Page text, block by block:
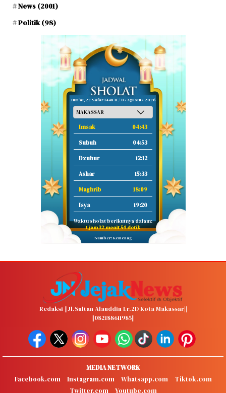
News (2001)
Politik(98)
Jum'at, 22 Safar 1448 H / 07 Agustus 2026
Imsak 04:43
Subuh 04:53
Dzuhur 12:12
Ashar 15:33
Maghrib 18:09
Isya 19:20
Waktu sholat berikutnya dalam:
1 jam 32 menit 54 detik
Sumber: Kemenag
Redaksi ||Jl.Sultan Alauddin Lr.2D Kota Makassar||
||082188611985||
MEDIA NETWORK
Facebook.com
Instagram.com Whatsapp.com
Tiktok.com
Twitter.com
Youtube.com